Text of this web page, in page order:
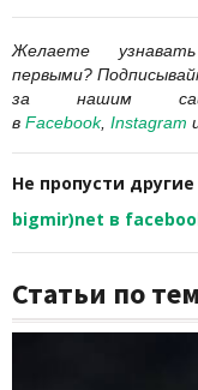
Желаете
первыми?
за нашим
в Facebook, Instagram
Не пропусти
bigmir)net в
Статьи по